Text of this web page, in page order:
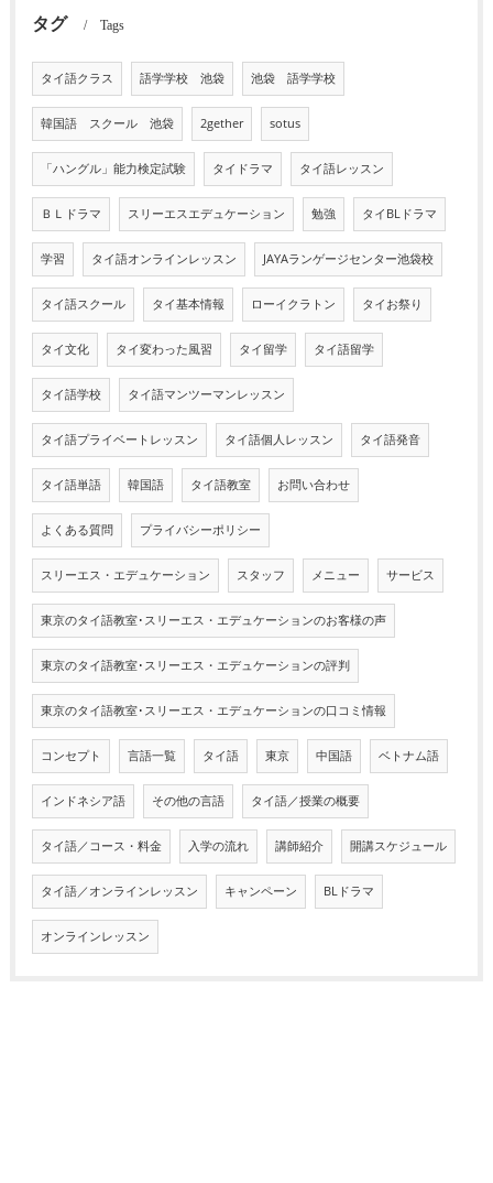
タグ Tags
タイ語クラス 語学学校 池袋 池袋 語学学校
韓国語 スクール 池袋 2gether sotus
「ハングル」能力検定試験 タイドラマ タイ語レッスン
ＢＬドラマ スリーエスエデュケーション 勉強 タイBLドラマ
学習 タイ語オンラインレッスン JAYAランゲージセンター池袋校
タイ語スクール タイ基本情報 ローイクラトン タイお祭り
タイ文化 タイ変わった風習 タイ留学 タイ語留学
タイ語学校 タイ語マンツーマンレッスン
タイ語プライベートレッスン タイ語個人レッスン タイ語発音
タイ語単語 韓国語 タイ語教室 お問い合わせ
よくある質問 プライバシーポリシー
スリーエス・エデュケーション スタッフ メニュー サービス
東京のタイ語教室･スリーエス・エデュケーションのお客様の声
東京のタイ語教室･スリーエス・エデュケーションの評判
東京のタイ語教室･スリーエス・エデュケーションの口コミ情報
コンセプト 言語一覧 タイ語 東京 中国語 ベトナム語
インドネシア語 その他の言語 タイ語／授業の概要
タイ語／コース・料金 入学の流れ 講師紹介 開講スケジュール
タイ語／オンラインレッスン キャンペーン BLドラマ
オンラインレッスン